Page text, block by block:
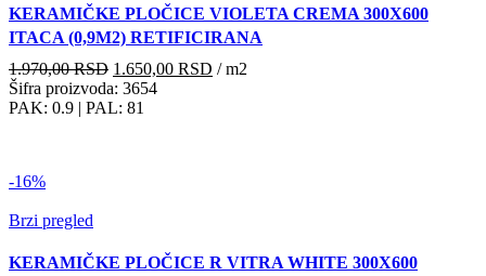
KERAMIČKE PLOČICE VIOLETA CREMA 300X600
ITACA (0,9M2) RETIFICIRANA
1.970,00RSD Originalna
cena
je
1.650,00 RSD Trenutna
/ m2
Šifra proizvoda: 3654
PAK: 0.9 | PAL: 81
-16%
Brzi pregled
KERAMIČKE PLOČICE R VITRA WHITE 300X600